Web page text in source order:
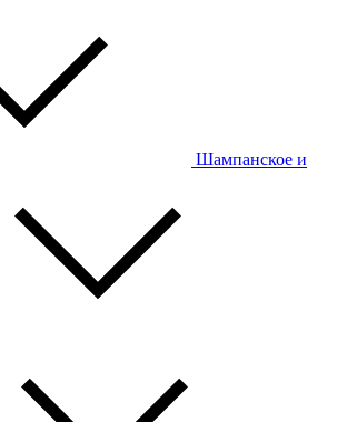
Шампанское и